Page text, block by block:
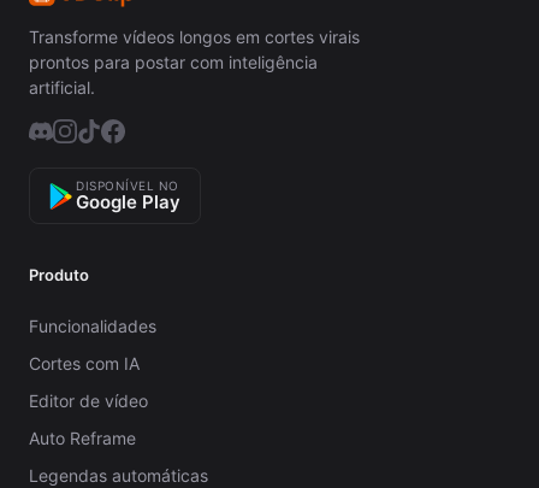
Transforme vídeos longos em cortes virais
prontos para postar com inteligência
artificial.
DISPONÍVEL NO
Google Play
Produto
Funcionalidades
Cortes com IA
Editor de vídeo
Auto Reframe
Legendas automáticas